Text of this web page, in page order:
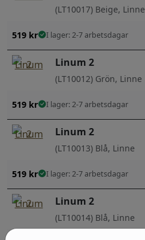
(LT10017) Beige, Linne
519 kr I lager: 2-7 arbetsdagar
Linum 2
(LT10012) Grön, Linne
519 kr I lager: 2-7 arbetsdagar
Linum 2
(LT10013) Blå, Linne
519 kr I lager: 2-7 arbetsdagar
Linum 2
(LT10014) Blå, Linne